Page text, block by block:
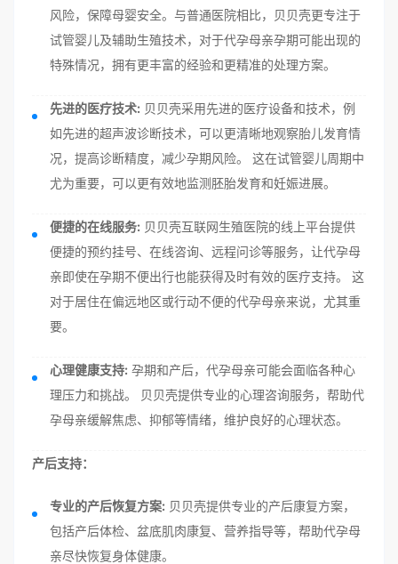
风险，保障母婴安全。与普通医院相比，贝贝壳更专注于
试管婴儿及辅助生殖技术，对于代孕母亲孕期可能出现的
特殊情况，拥有更丰富的经验和更精准的处理方案。
先进的医疗技术: 贝贝壳采用先进的医疗设备和技术，例
如先进的超声波诊断技术，可以更清晰地观察胎儿发育情
况，提高诊断精度，减少孕期风险。 这在试管婴儿周期中
尤为重要，可以更有效地监测胚胎发育和妊娠进展。
便捷的在线服务: 贝贝壳互联网生殖医院的线上平台提供
便捷的预约挂号、在线咨询、远程问诊等服务，让代孕母
亲即使在孕期不便出行也能获得及时有效的医疗支持。 这
对于居住在偏远地区或行动不便的代孕母亲来说，尤其重
要。
心理健康支持: 孕期和产后，代孕母亲可能会面临各种心
理压力和挑战。 贝贝壳提供专业的心理咨询服务，帮助代
孕母亲缓解焦虑、抑郁等情绪，维护良好的心理状态。
产后支持：
专业的产后恢复方案: 贝贝壳提供专业的产后康复方案，
包括产后体检、盆底肌肉康复、营养指导等，帮助代孕母
亲尽快恢复身体健康。